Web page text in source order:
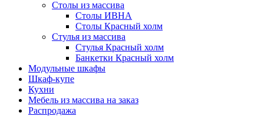
Столы из массива
Столы ИВНА
Столы Красный холм
Стулья из массива
Стулья Красный холм
Банкетки Красный холм
Модульные шкафы
Шкаф-купе
Кухни
Мебель из массива на заказ
Распродажа